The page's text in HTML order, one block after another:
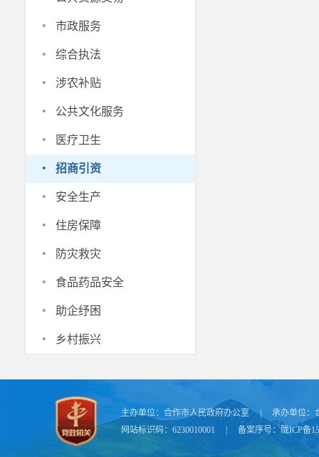
· 市政服务
· 综合执法
· 涉农补贴
· 公共文化服务
· 医疗卫生
· 招商引资
· 安全生产
· 住房保障
· 防灾救灾
· 食品药品安全
· 助企纾困
· 乡村振兴
主办单位： 合作市人民政府办公室 承办单位：
网站标识码：6230010001
备案序号：陇ICP备